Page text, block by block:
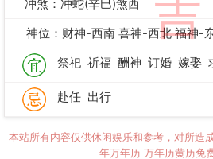
吉
冲煞：冲蛇(辛巳)煞西
神位：财神-西南 喜神-西北 福神-
祭祀 祈福 酬神 订婚 嫁娶
赴任 出行
本站所有内容仅供休闲娱乐和参考，对所造
年万年历 万年历黄历免